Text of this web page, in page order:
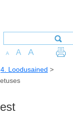
A A A
4. Loodusained >